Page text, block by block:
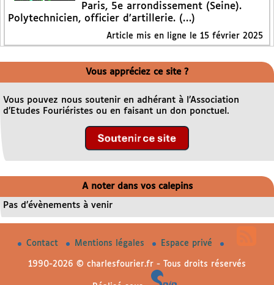
Paris, 5e arrondissement (Seine).
Polytechnicien, officier d’artillerie. (…)
Article mis en ligne le 15 février 2025
Vous appréciez ce site ?
Vous pouvez nous soutenir en adhérant à l’Association
d’Etudes Fouriéristes ou en faisant un don ponctuel.
A noter dans vos calepins
Pas d’évènements à venir
Contact Mentions légales Espace privé
1990-2026 © charlesfourier.fr - Tous droits réservés